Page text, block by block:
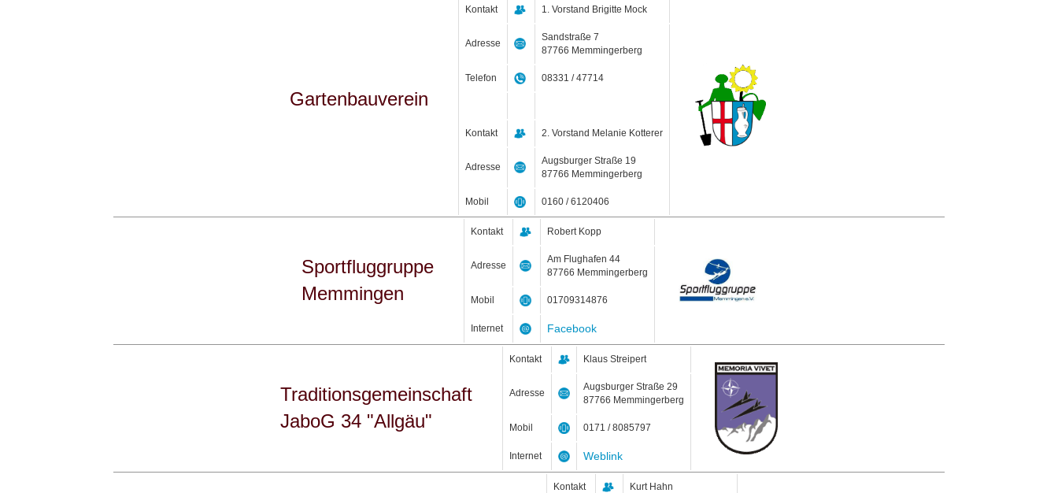
Gartenbauverein
Kontakt 1. Vorstand Brigitte Mock
Adresse
Sandstraße 7
87766 Memmingerberg
Telefon 08331 / 47714
Kontakt 2. Vorstand Melanie Kotterer
Adresse
Augsburger Straße 19
87766 Memmingerberg
Mobil 0160 / 6120406
Sportfluggruppe
Memmingen
Kontakt Robert Kopp
Adresse
Am Flughafen 44
87766 Memmingerberg
Mobil 01709314876
Internet Facebook
Traditionsgemeinschaft
JaboG 34 "Allgäu"
Kontakt Klaus Streipert
Adresse
Augsburger Straße 29
87766 Memmingerberg
Mobil 0171 / 8085797
Internet Weblink
Kontakt Kurt Hahn